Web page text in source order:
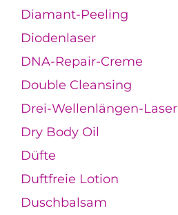
Diamant-Peeling
Diodenlaser
DNA-Repair-Creme
Double Cleansing
Drei-Wellenlängen-Laser
Dry Body Oil
Düfte
Duftfreie Lotion
Duschbalsam